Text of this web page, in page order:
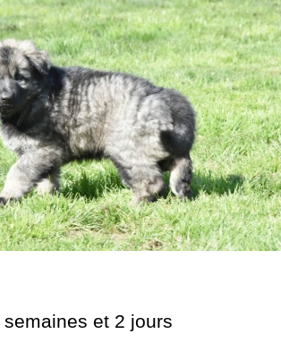
semaines et 2 jours